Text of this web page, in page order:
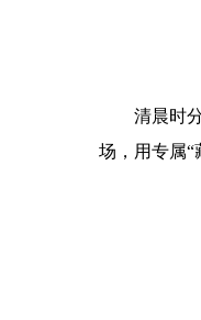
清晨时分
场，用专属“